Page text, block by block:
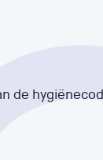
de